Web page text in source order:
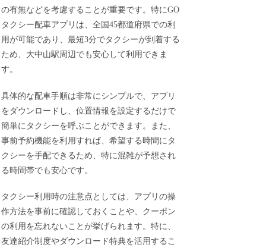
の有無などを考慮することが重要です。特にGO
タクシー配車アプリは、全国45都道府県での利
用が可能であり、最短3分でタクシーが到着する
ため、大中山駅周辺でも安心して利用できま
す。
具体的な配車手順は非常にシンプルで、アプリ
をダウンロードし、位置情報を設定するだけで
簡単にタクシーを呼ぶことができます。また、
事前予約機能を利用すれば、希望する時間にタ
クシーを手配できるため、特に混雑が予想され
る時間帯でも安心です。
タクシー利用時の注意点としては、アプリの操
作方法を事前に確認しておくことや、クーポン
の利用を忘れないことが挙げられます。特に、
友達紹介制度やダウンロード特典を活用するこ